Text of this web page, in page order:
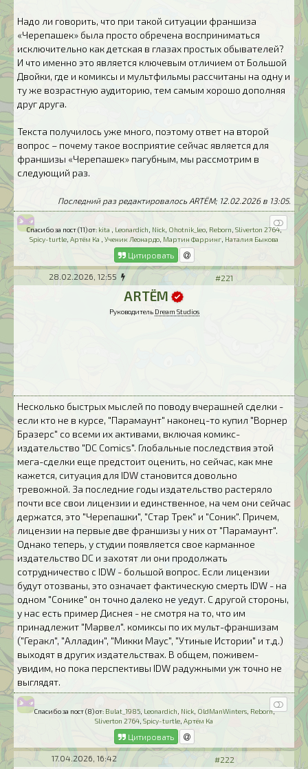
Надо ли говорить, что при такой ситуации франшиза
«Черепашек» была просто обречена восприниматься
исключительно как детская в глазах простых обывателей?
И что именно это является ключевым отличием от Большой
Двойки, где и комиксы и мультфильмы рассчитаны на одну и
ту же возрастную аудиторию, тем самым хорошо дополняя
друг друга.
Текста получилось уже много, поэтому ответ на второй
вопрос – почему такое восприятие сейчас является для
франшизы «Черепашек» пагубным, мы рассмотрим в
следующий раз.
Последний раз редактировалось ARTЁM; 12.02.2026 в 13:05.
Спасибо за пост (11) от: kita Leonardich Nick Ohotnik_leo Reborn Sliverton 2764,
Spicy-turtle Артём Ка Ученик Леонардо Мартин Фарринг Наталия Быкова
Цитировать
28.02.2026, 12:55 #221
ARTЁM
Руководитель Dream Studios
Несколько быстрых мыслей по поводу вчерашней сделки -
если кто не в курсе, "Парамаунт" наконец-то купил "Ворнер
Бразерс" со всеми их активами, включая комикс-
издательство "DC Comics". Глобальные последствия этой
мега-сделки еще предстоит оценить, но сейчас, как мне
кажется, ситуация для IDW становится довольно
тревожной. За последние годы издательство растеряло
почти все свои лицензии и единственное, на чем они сейчас
держатся, это "Черепашки", "Стар Трек" и "Соник". Причем,
лицензии на первые две франшизы у них от "Парамаунт".
Однако теперь, у студии появляется свое карманное
издательство DC и захотят ли они продолжать
сотрудничество с IDW - большой вопрос. Если лицензии
будут отозваны, это означает фактическую смерть IDW - на
одном "Сонике" он точно далеко не уедут. С другой стороны,
у нас есть пример Диснея - не смотря на то, что им
принадлежит "Марвел". комиксы по их мульт-франшизам
("Геракл", "Алладин", "Микки Маус", "Утиные Истории" и т.д.)
выходят в других издательствах. В общем, поживем-
увидим, но пока перспективы IDW радужными уж точно не
выглядят.
Спасибо за пост (8) от: Bulat_1985, Leonardich Nick, OldManWinters, Reborn,
Sliverton 2764 Spicy-turtle Артём Ка
Цитировать
17.04.2026, 16:42 #222